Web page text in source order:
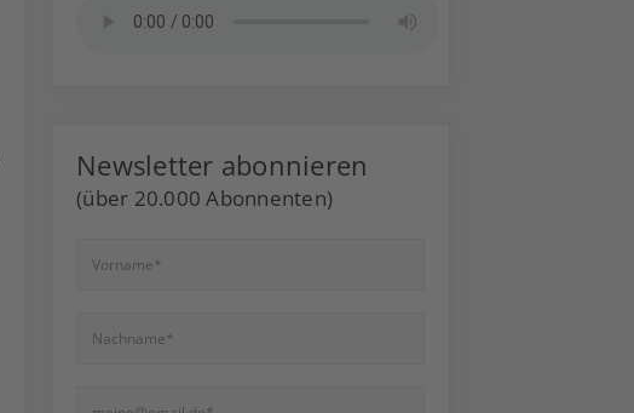
Newsletter abonnieren
(über 20.000 Abonnenten)